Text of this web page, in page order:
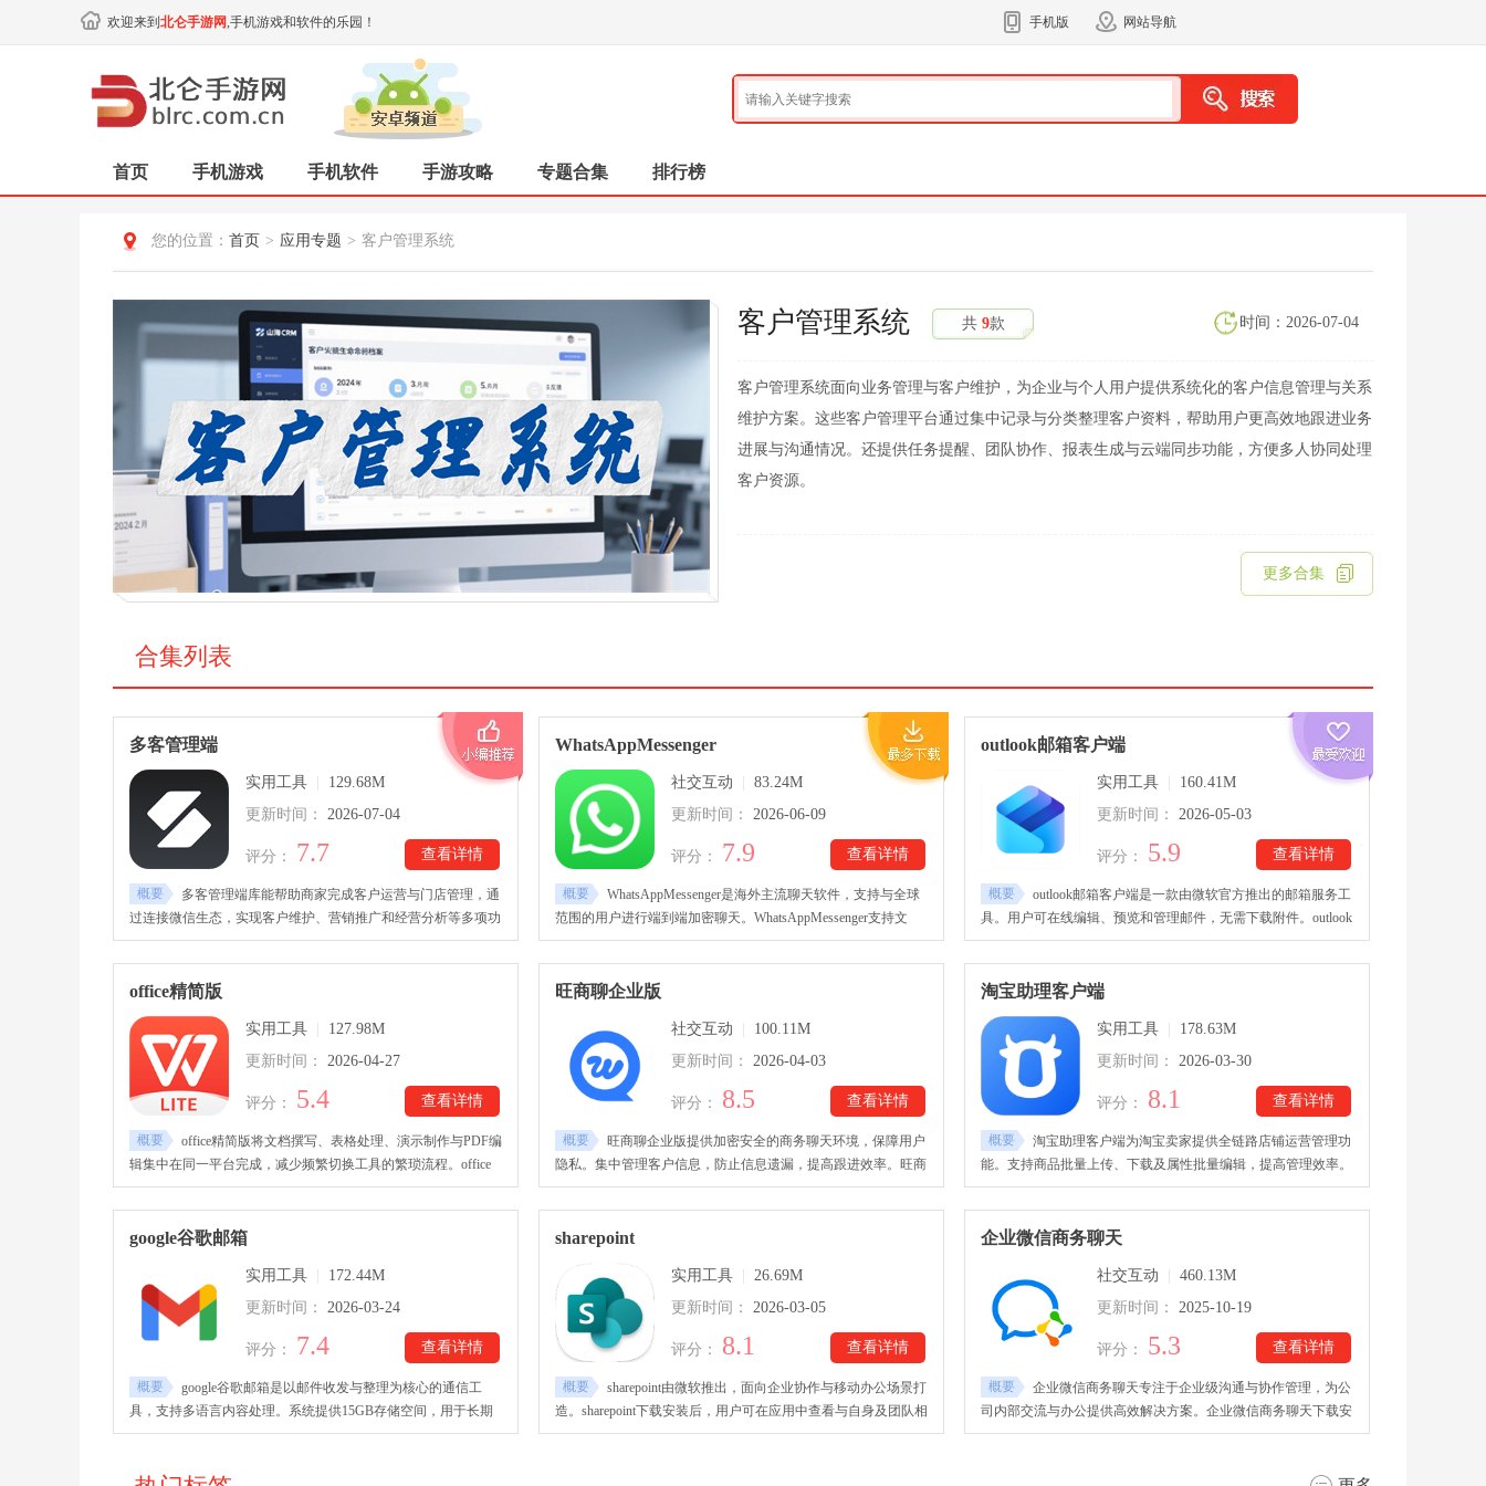
欢迎来到 北仑手游网,手机游戏和软件的乐园！ 手机版 网站导航
首页 手机游戏 手机软件 手游攻略 专题合集 排行榜
您的位置： 首页 > 应用专题 > 客户管理系统
客户管理系统 共 9款 时间：2026-07-04
客户管理系统面向业务管理与客户维护，为企业与个人用户提供系统化的客户信息管理与关系
维护方案。这些客户管理平台通过集中记录与分类整理客户资料，帮助用户更高效地跟进业务
进展与沟通情况。还提供任务提醒、团队协作、报表生成与云端同步功能，方便多人协同处理
客户资源。
更多合集
合集列表
多客管理端
实用工具
129.68M
更新时间：
2026-07-04
查看详情
评分： 7.7
概要
多客管理端库能帮助商家完成客户运营与门店管理，通
过连接微信生态，实现客户维护、营销推广和经营分析等多项功
能。多客管理端手机版里，商家能够快速整理客户资源，同时还
能支持实时查看客户活跃情况与跟进进度，方便及时维护潜在客
户，提高复购率。适用于服装、鞋帽、箱包、美容、教育、零售
经验也能快速熟悉各项功能。
WhatsAppMessenger
社交互动
83.24M
更新时间：
2026-06-09
查看详情
评分： 7.9
概要
WhatsAppMessenger是海外主流聊天软件，支持与全球
范围的用户进行端到端加密聊天。WhatsAppMessenger支持文
字、多人群组、视频、语音聊天方式，全程高质量不卡顿，同时
也能分享图片、链接、文件、定位、表情包等，方便用户可以和
家人朋友以不同方式自由交流。WhatsAppMessenger下载用户以
话只有发送方与接收方可读取，私密性高。
outlook邮箱客户端
实用工具
160.41M
更新时间：
2026-05-03
查看详情
评分： 5.9
概要
outlook邮箱客户端是一款由微软官方推出的邮箱服务工
具。用户可在线编辑、预览和管理邮件，无需下载附件。outlook
邮箱客户端下载里使用加密技术，保障邮件数据和账户安全。邮
件可在电脑、手机等设备上同步，方便跨设备管理。支持与其他
邮箱服务互通，轻松发送和接收多平台邮件！
office精简版
实用工具
127.98M
更新时间：
2026-04-27
查看详情
评分： 5.4
概要
office精简版将文档撰写、表格处理、演示制作与PDF编
辑集中在同一平台完成，减少频繁切换工具的繁琐流程。office
精简版下载安装后，平台内置模板资源与云端存储空间，支持多
人在线协作与实时共享，让团队沟通与文件处理更加高效顺畅。
也提供便捷的超链接插入、多对象组合与层级管理等功能，制作
旺商聊企业版
社交互动
100.11M
更新时间：
2026-04-03
查看详情
评分： 8.5
概要
旺商聊企业版提供加密安全的商务聊天环境，保障用户
隐私。集中管理客户信息，防止信息遗漏，提高跟进效率。旺商
聊企业版下载里支持文字、图片和语音多种消息发送方式，沟通
灵活。同时可设置个性化问候语和标签分类，实现精准客户管
理，让商务与资讯一体化！
淘宝助理客户端
实用工具
178.63M
更新时间：
2026-03-30
查看详情
评分： 8.1
概要
淘宝助理客户端为淘宝卖家提供全链路店铺运营管理功
能。支持商品批量上传、下载及属性批量编辑，提高管理效率。
订单信息可本地下载，便于查看和处理多个订单。淘宝助理客户
端下载里集成图片搬家功能，自动上传本地图片到图片空间。提
供数据库修复与模板创建工具，保障数据安全和快速发布！
google谷歌邮箱
实用工具
172.44M
更新时间：
2026-03-24
查看详情
评分： 7.4
概要
google谷歌邮箱是以邮件收发与整理为核心的通信工
具，支持多语言内容处理。系统提供15GB存储空间，用于长期
保存邮件、附件与图片资料。google谷歌邮箱app下载内置对话式
实现多设备同步，保持不同终端数据状态一致，在统一收件箱中
sharepoint
实用工具
26.69M
更新时间：
2026-03-05
查看详情
评分： 8.1
概要
sharepoint由微软推出，面向企业协作与移动办公场景打
造。sharepoint下载安装后，用户可在应用中查看与自身及团队相
关的网站、新闻、文件和成员信息，还能随时掌握项目进度或订
企业微信商务聊天
社交互动
460.13M
更新时间：
2025-10-19
查看详情
评分： 5.3
概要
企业微信商务聊天专注于企业级沟通与协作管理，为公
司内部交流与办公提供高效解决方案。企业微信商务聊天下载安
装中还整合多种办公模块，如审批、考勤、会议、邮箱、日程与
可统一管理员工通讯录，消息具备已读回执与提醒功能，保证信